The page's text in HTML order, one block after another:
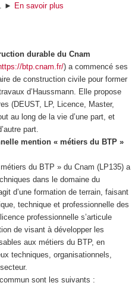
► En savoir plus
durable du Cnam
btp.cnam.fr/) a commencé ses
de construction civile pour former
d’Haussmann. Elle propose
(DEUST, LP, Licence, Master,
au long de la vie d’une part, et
part.
mention « métiers du BTP »
du BTP » du Cnam (LP135) a
dans le domaine du
d’une formation de terrain, faisant
technique et professionnelle des
professionnelle s’articule
de visant à développer les
aux métiers du BTP, en
techniques, organisationnels,
sont les suivants :